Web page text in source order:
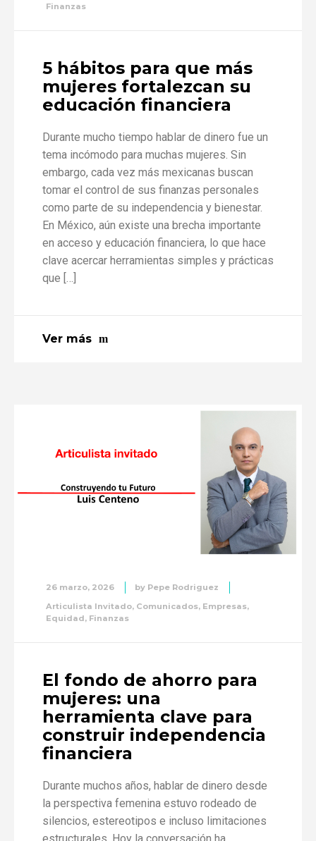
Finanzas
5 hábitos para que más
mujeres fortalezcan su
educación financiera
Durante mucho tiempo hablar de dinero fue un
tema incómodo para muchas mujeres. Sin
embargo, cada vez más mexicanas buscan
tomar el control de sus finanzas personales
como parte de su independencia y bienestar.
En México, aún existe una brecha importante
en acceso y educación financiera, lo que hace
clave acercar herramientas simples y prácticas
que […]
Ver más
26 marzo, 2026 by Pepe Rodriguez
Articulista Invitado, Comunicados, Empresas,
Equidad, Finanzas
El fondo de ahorro para
mujeres: una
herramienta clave para
construir independencia
financiera
Durante muchos años, hablar de dinero desde
la perspectiva femenina estuvo rodeado de
silencios, estereotipos e incluso limitaciones